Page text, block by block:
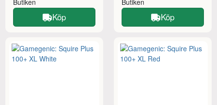
Butiken
Köp
Butiken
Köp